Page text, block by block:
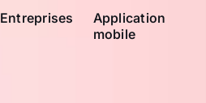
Entreprises
Application
mobile